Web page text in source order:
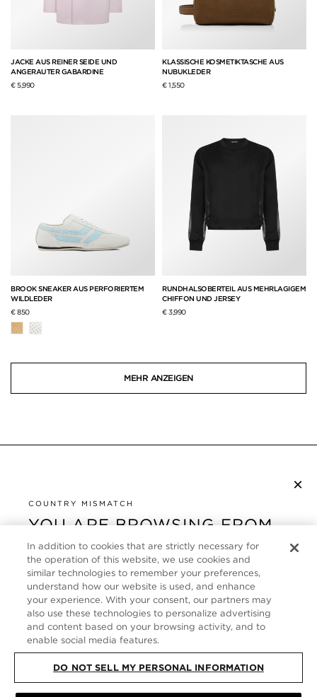
JACKE AUS REINER SEIDE UND
ANGERAUTER GABARDINE
€ 5,990
KLASSISCHE KOSMETIKTASCHE AUS
NUBUKLEDER
€ 1,550
BROOK SNEAKER AUS PERFORIERTEM
WILDLEDER
€ 850
RUNDHALSOBERTEIL AUS MEHRLAGIGEM
CHIFFON UND JERSEY
€ 3,990
MEHR ANZEIGEN
×
COUNTRY MISMATCH
YOU ARE BROWSING FROM
UNITED STATES
It looks like you are visiting us from United States,
but you are currently browsing our Deutschland
store. Would you like to be redirected to your local
site?
SHOP IN UNITED STATES
CONTINUE BROWSING HERE
KUNDENSERVICE
ÜBER
FOLLOW US
GERMANY
In addition to cookies that are strictly necessary for
the operation of this website, we use cookies and
similar technologies to remember your preferences,
understand how our website is used, and enhance
your experience. With your consent, our partners may
also use these technologies to personalize advertising
and content based on your browsing activity, and to
enable social media features.
DO NOT SELL MY PERSONAL INFORMATION